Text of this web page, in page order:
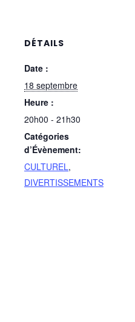
DÉTAILS
Date :
18 septembre
Heure :
20h00 - 21h30
Catégories
d’Évènement:
CULTUREL,
DIVERTISSEMENTS